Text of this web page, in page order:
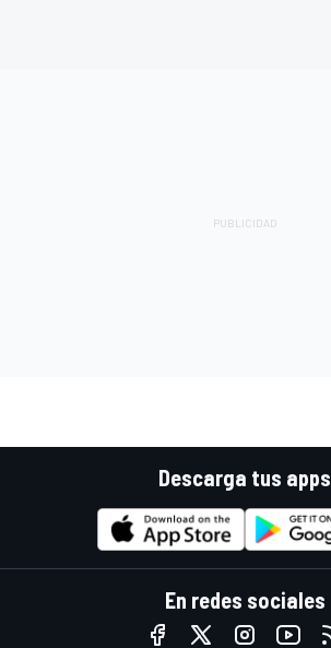
Descarga tus apps
En redes sociales